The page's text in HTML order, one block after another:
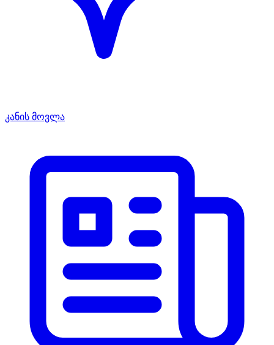
კანის მოვლა